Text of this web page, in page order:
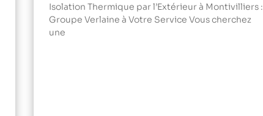
Isolation Thermique par l’Extérieur à Montivilliers :
Groupe Verlaine à Votre Service Vous cherchez
une